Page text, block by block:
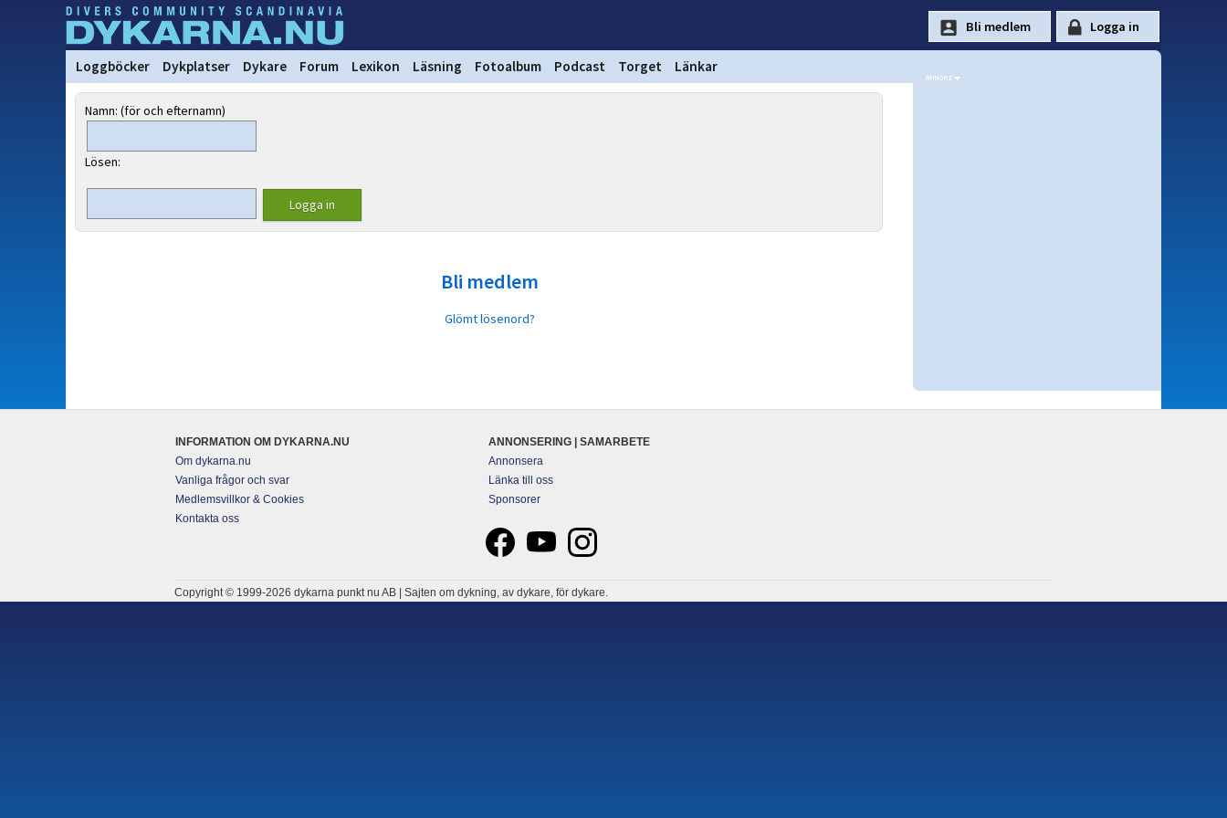
Loggböcker Dykplatser Dykare Forum Lexikon Läsning Fotoalbum Podcast Torget Länkar
Namn: (för och efternamn)
Lösen:
Bli medlem
Glömt lösenord?
INFORMATION OM DYKARNA.NU
Om dykarna.nu
Vanliga frågor och svar
Medlemsvillkor & Cookies
Kontakta oss
ANNONSERING | SAMARBETE
Annonsera
Länka till oss
Sponsorer
Copyright © 1999-2026 dykarna punkt nu AB | Sajten om dykning, av dykare, för dykare.